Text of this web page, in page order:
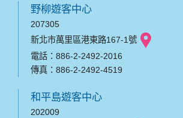
野柳遊客中心
207305
新北市萬里區港東路167-1號
電話：886-2-2492-2016
傳真：886-2-2492-4519
和平島遊客中心
202009